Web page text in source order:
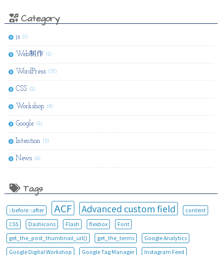
Category
js (1)
Web制作 (2)
WordPress (37)
CSS (2)
Workshop (4)
Google (2)
Intention (5)
News (6)
Tags
::before ::after ACF Advanced custom field
content
CSS
Dashicons Flash flexbox
Font
get_the_post_thumbnail_url()
get_the_terms
Google Analytics
Google Digital Workshop
Google Tag Manager
Instagram Feed